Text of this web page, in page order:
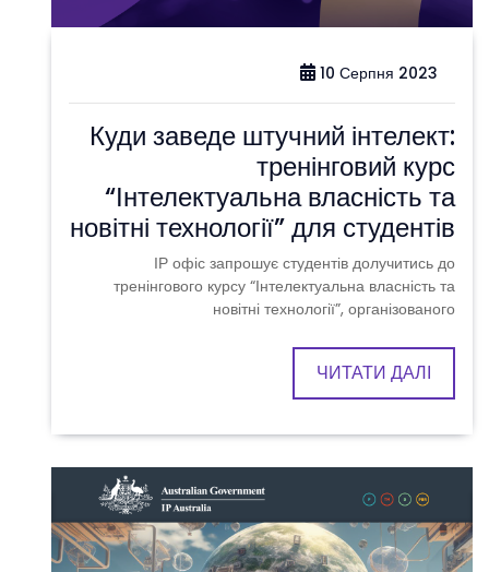
10 Серпня 2023
Куди заведе штучний інтелект:
тренінговий курс
“Інтелектуальна власність та
новітні технології” для студентів
ІР офіс запрошує студентів долучитись до
тренінгового курсу “Інтелектуальна власність та
новітні технології”, організованого
ЧИТАТИ ДАЛІ